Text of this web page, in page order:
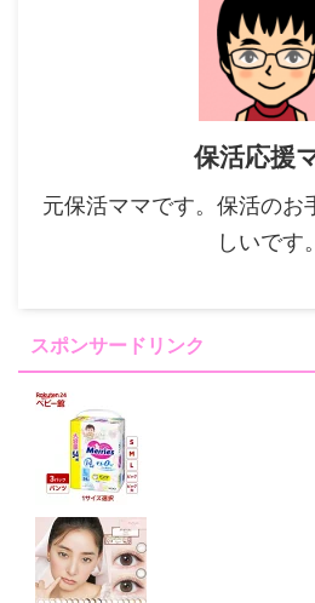
保活応援
元保活ママです。保活のお
しいです。
スポンサードリンク